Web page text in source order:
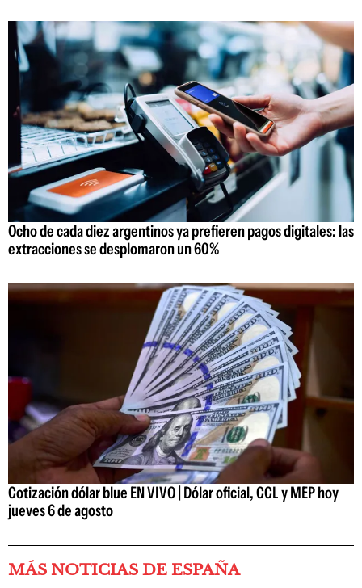
Ocho de cada diez argentinos ya prefieren pagos digitales: las
extracciones se desplomaron un 60%
Cotización dólar blue EN VIVO | Dólar oficial, CCL y MEP hoy
jueves 6 de agosto
MÁS NOTICIAS DE ESPAÑA